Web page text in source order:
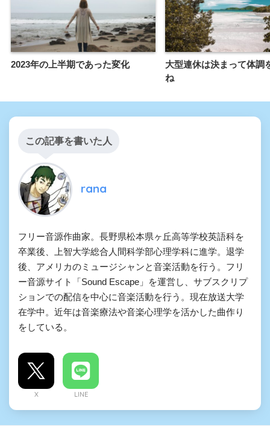
2023年の上半期であった変化
大型連休は決まって体調
ね
この記事を書いた人
rana
フリー音源作曲家。長野県松本県ヶ丘高等学校英語科を
卒業後、上智大学総合人間科学部心理学科に進学。退学
後、アメリカのミュージシャンと音楽活動を行う。フリ
ー音源サイト「Sound Escape」を運営し、サブスクリプ
ションでの配信を中心に音楽活動を行う。現在放送大学
在学中。近年は音楽療法や音楽心理学を活かした曲作り
をしている。
X LINE